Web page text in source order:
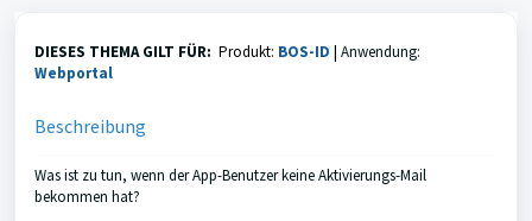
DIESES THEMA GILT FÜR: Produkt: BOS-ID | Anwendung:
Webportal
Beschreibung
Was ist zu tun, wenn der App-Benutzer keine Aktivierungs-Mail
bekommen hat?